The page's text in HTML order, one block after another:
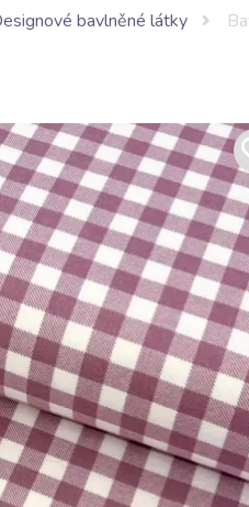
bavlněné látky